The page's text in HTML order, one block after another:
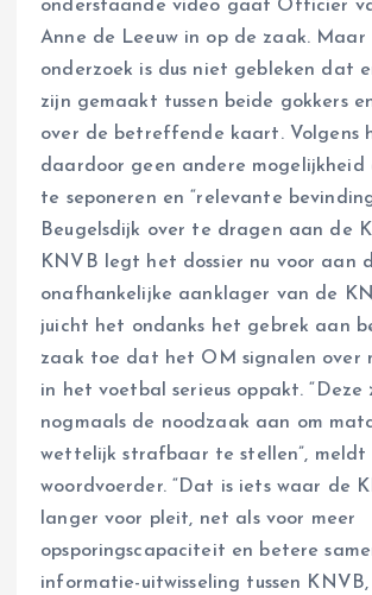
onderstaande video gaat Officier
Anne de Leeuw in op de zaak.
onderzoek is dus niet gebleken dat
zijn gemaakt tussen beide gokkers
over de betreffende kaart. Volgens
daardoor geen andere mogelijkheid
te seponeren en “relevante
Beugelsdijk over te dragen aan de
KNVB legt het dossier nu voor aan
onafhankelijke aanklager van de
juicht het ondanks het gebrek aan
zaak toe dat het OM signalen over
in het voetbal serieus oppakt.
nogmaals de noodzaak aan om
wettelijk strafbaar te stellen”, meldt
woordvoerder. “Dat is iets waar de
langer voor pleit, net als voor meer
opsporingscapaciteit en betere
informatie-uitwisseling tussen